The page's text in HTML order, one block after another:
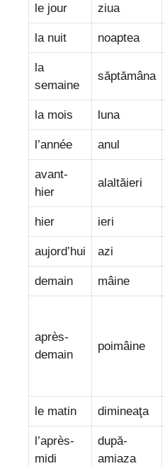
le jour ziua
la nuit noaptea
la
semaine
săptămâna
la mois luna
l’année anul
avant-
hier
alaltăieri
hier ieri
aujord’hui azi
demain mâine
après-
demain
poimâine
le matin dimineaţa
l’après-
midi
după-
amiaza